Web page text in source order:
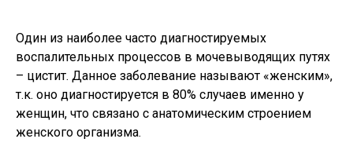
Один из наиболее часто диагностируемых
воспалительных процессов в мочевыводящих путях
– цистит. Данное заболевание называют «женским»,
т.к. оно диагностируется в 80% случаев именно у
женщин, что связано с анатомическим строением
женского организма.